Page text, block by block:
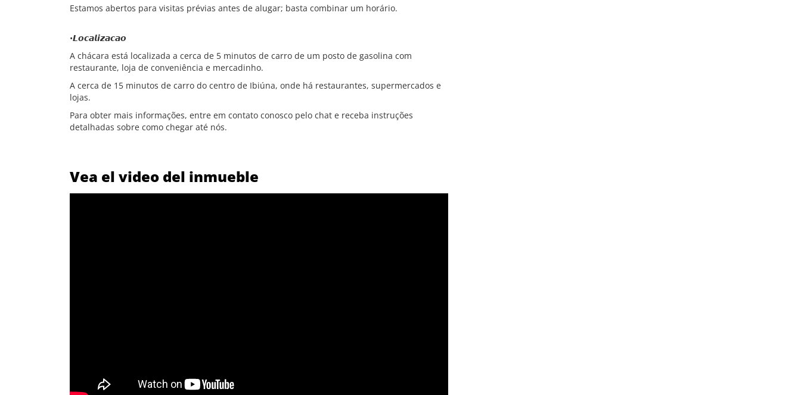
Estamos abertos para visitas prévias antes de alugar; basta combinar um horário.
•𝙇𝙤𝙘𝙖𝙡𝙞𝙯𝙖𝙘𝙖𝙤
A chácara está localizada a cerca de 5 minutos de carro de um posto de gasolina com
restaurante, loja de conveniência e mercadinho.
A cerca de 15 minutos de carro do centro de Ibiúna, onde há restaurantes, supermercados e
lojas.
Para obter mais informações, entre em contato conosco pelo chat e receba instruções
detalhadas sobre como chegar até nós.
Vea el video del inmueble